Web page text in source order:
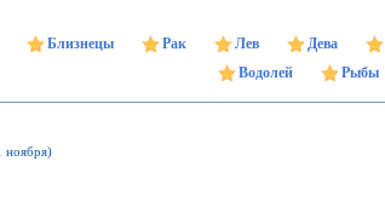
Близнецы Рак Лев Дева
Водолей
Рыбы
ноября)